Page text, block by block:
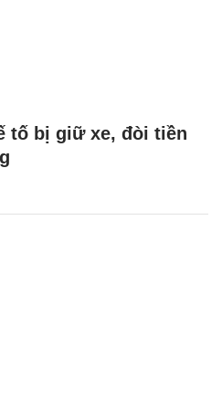
tố bị giữ xe, đòi tiền